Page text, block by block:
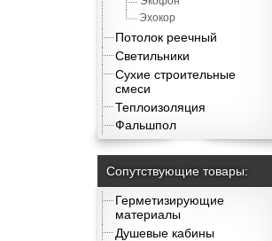
Эхокор
Потолок реечный
Светильники
Сухие строительные
смеси
Теплоизоляция
Фальшпол
Сопутствующие товары:
Герметизирующие
материалы
Душевые кабины